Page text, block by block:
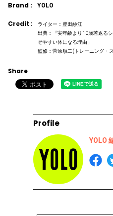
Brand : YOLO
Credit :
ライター：豊田紗江
出典：『実年齢より10歳若返る
せやすい体になる理由」
監修：菅原順二(トレーニング・
Share
Profile
YOLO